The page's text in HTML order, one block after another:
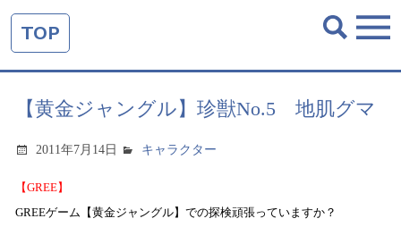
TOP
【黄金ジャングル】珍獣No.5 地肌グマ
2011年7月14日 キャラクター
【GREE】
GREEゲーム【黄金ジャングル】での探検頑張っていますか？